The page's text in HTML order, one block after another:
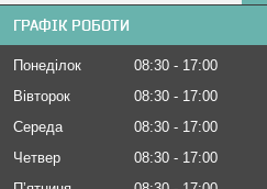
ГРАФІК РОБОТИ
Понеділок 08:30
17:00
Вівторок
08:30
17:00
Середа
08:30
17:00
Четвер
08:30
17:00